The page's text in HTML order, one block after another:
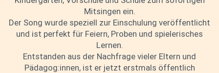
Mitsingen ein.
Der Song wurde speziell zur Einschulung veröffentlicht
und ist perfekt für Feiern, Proben und spielerisches
Lernen.
Entstanden aus der Nachfrage vieler Eltern und
Pädagog:innen, ist er jetzt erstmals öffentlich